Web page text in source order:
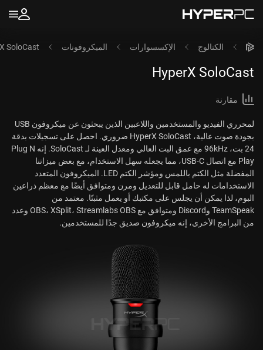
الكتالوج الإكسسوارات الميكروفونات SoloCast
HyperX SoloCast
مقارنة
لمحرري الفيديو والمستخدمين واللاعبين الذين يبحثون عن ميكروفون USB
بجودة صوت عالية، HyperX SoloCast ضروري. احصل على تسجيلات بدقة
24 بت، 96kHz مع عمق البت العالي ومعدل العينة لـ SoloCast. إنه Plug N
Play مع اتصال USB-C، مما يجعله سهل الاستخدام، مع بعض ميزاتنا
المفضلة مثل الكتم باللمس ومؤشر الكتم LED. الميكروفون المتعدد
الاستخدامات له حامل قابل للتعديل ومرن ومتوافق أيضًا مع معظم ذراعين
البوم، لذا يمكن أن يجلس على مكتبك أو يعمل مثبتًا. معتمد من
TeamSpeak وDiscord ومتوافق مع OBS، XSplit، Streamlabs OBS وعدد
من البرامج الأخرى، إنه ميكروفون صديق جدًا للمستخدمين.